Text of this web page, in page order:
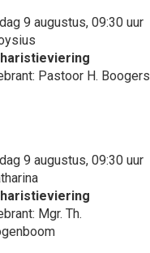
9 augustus, 09:30 uur
Pastoor H. Boogers
9 augustus, 09:30 uur
Mgr. Th.